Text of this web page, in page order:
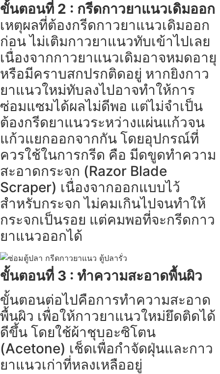
ขั้นตอนที่ 2 : กรีดกาวยาแนวเดิมออก
เหตุผลที่ต้องกรีดกาวยาแนวเดิมออก
ก่อน ไม่เติมกาวยาแนวทับเข้าไปเลย
เนื่องจากกาวยาแนวเดิมอาจหมดอายุ
หรือมีคราบสกปรกติดอยู่ หากยิงกาว
ยาแนวใหม่ทับลงไปอาจทำให้การ
ซ่อมแซมได้ผลไม่ดีพอ แต่ไม่จำเป็น
ต้องกรีดยาแนวระหว่างแผ่นแก้วจน
แก้วแยกออกจากกัน โดยอุปกรณ์ที่
ควรใช้ในการกรีด คือ มีดขูดทำความ
สะอาดกระจก (Razor Blade
Scraper) เนื่องจากออกแบบไว้
สำหรับกระจก ไม่คมเกินไปจนทำให้
กระจกเป็นรอย แต่คมพอที่จะกรีดกาว
ยาแนวออกได้
ขั้นตอนที่ 3 : ทำความสะอาดพื้นผิว
ขั้นตอนต่อไปคือการทำความสะอาด
พื้นผิว เพื่อให้กาวยาแนวใหม่ยึดติดได้
ดีขึ้น โดยใช้ผ้าชุบอะซิโตน
(Acetone) เช็ดเพื่อกำจัดฝุ่นและกาว
ยาแนวเก่าที่หลงเหลืออยู่